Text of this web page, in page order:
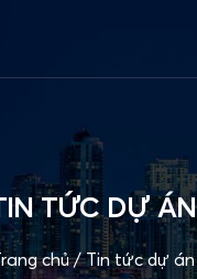
TỨC DỰ ÁN
chủ/Tin tức dự án